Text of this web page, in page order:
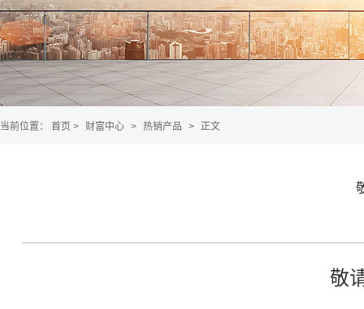
当前位置： 首页 > 财富中心 > 热销产品 > 正文
敬